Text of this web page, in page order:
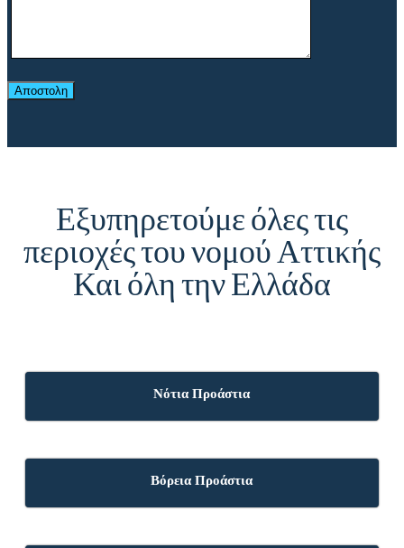
Αποστολη
Εξυπηρετούμε όλες τις
περιοχές του νομού Αττικής
Και όλη την Ελλάδα
Νότια Προάστια
Βόρεια Προάστια